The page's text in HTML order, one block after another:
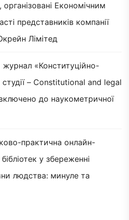
Економічним
представників компанії
Лімітед
«Конституційно-
студії – Constitutional and legal
до наукометричної
практична онлайн-
у збереженні
людства: минуле та